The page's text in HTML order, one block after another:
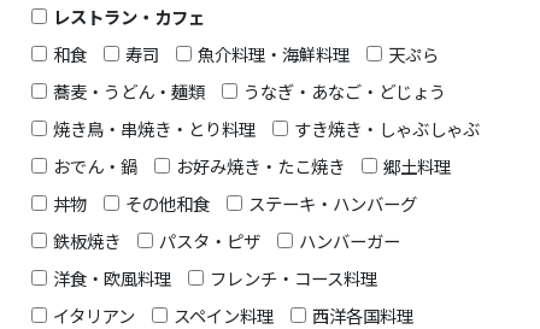
レストラン・カフェ
和食
寿司 魚介料理・海鮮料理
天ぷら
蕎麦・うどん・麺類
うなぎ・あなご・どじょう
焼き鳥・串焼き・とり料理
すき焼き・しゃぶしゃぶ
おでん・鍋
お好み焼き・たこ焼き
郷土料理
丼物
その他和食
ステーキ・ハンバーグ
鉄板焼き
パスタ・ピザ
ハンバーガー
洋食・欧風料理
フレンチ・コース料理
イタリアン
スペイン料理
西洋各国料理